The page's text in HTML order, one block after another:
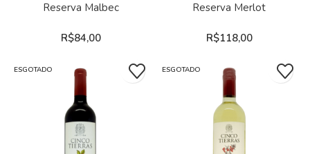
Reserva Malbec
R$84,00
Reserva Merlot
R$118,00
ESGOTADO ESGOTADO